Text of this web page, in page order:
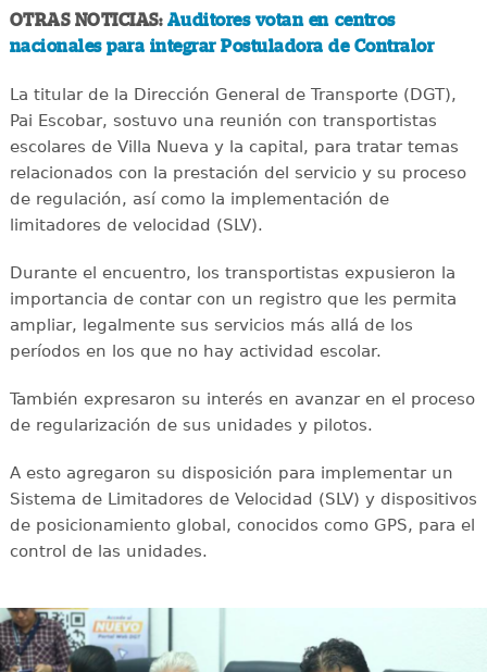
OTRAS NOTICIAS: Auditores votan en centros
nacionales para integrar Postuladora de Contralor
La titular de la Dirección General de Transporte (DGT),
Pai Escobar, sostuvo una reunión con transportistas
escolares de Villa Nueva y la capital, para tratar temas
relacionados con la prestación del servicio y su proceso
de regulación, así como la implementación de
limitadores de velocidad (SLV).
Durante el encuentro, los transportistas expusieron la
importancia de contar con un registro que les permita
ampliar, legalmente sus servicios más allá de los
períodos en los que no hay actividad escolar.
También expresaron su interés en avanzar en el proceso
de regularización de sus unidades y pilotos.
A esto agregaron su disposición para implementar un
Sistema de Limitadores de Velocidad (SLV) y dispositivos
de posicionamiento global, conocidos como GPS, para el
control de las unidades.